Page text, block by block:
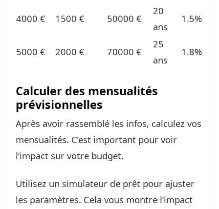
4000 € 1500 € 50000 €
20
ans
1.5%
5000 € 2000 € 70000 €
25
ans
1.8%
Calculer des mensualités
prévisionnelles
Après avoir rassemblé les infos, calculez vos
mensualités. C’est important pour voir
l’impact sur votre budget.
Utilisez un simulateur de prêt pour ajuster
les paramètres. Cela vous montre l’impact